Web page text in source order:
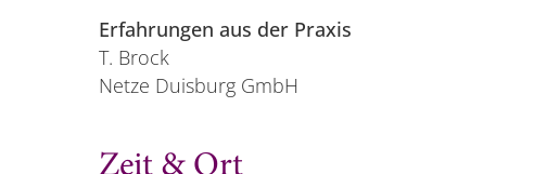
Erfahrungen aus der Praxis
T. Brock
Netze Duisburg GmbH